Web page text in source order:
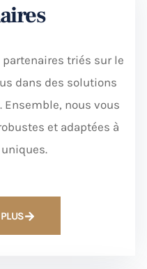
partenaires triés sur le
dans des solutions
nous vous
et adaptées à